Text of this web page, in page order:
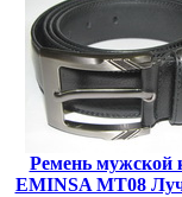
Ремень мужской
EMINSA MT08